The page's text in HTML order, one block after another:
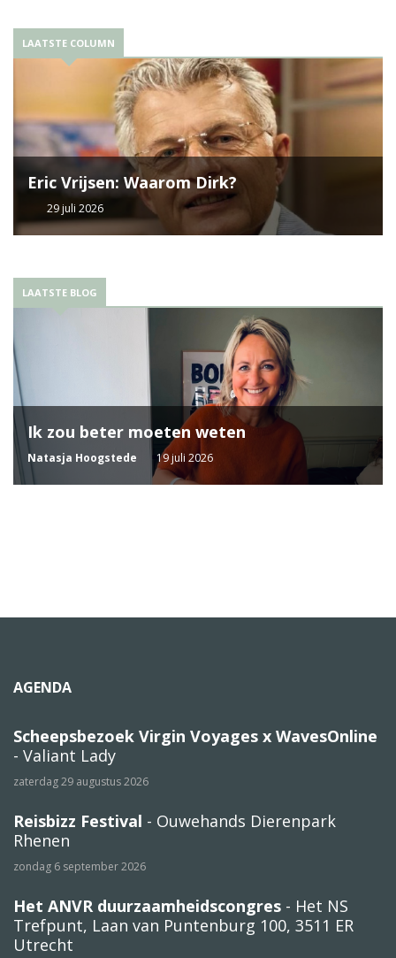
LAATSTE COLUMN
Eric Vrijsen: Waarom Dirk?
29 juli 2026
LAATSTE BLOG
Ik zou beter moeten weten
Natasja Hoogstede 19 juli 2026
AGENDA
Scheepsbezoek Virgin Voyages x WavesOnline
- Valiant Lady
zaterdag 29 augustus 2026
Reisbizz Festival - Ouwehands Dierenpark
Rhenen
zondag 6 september 2026
Het ANVR duurzaamheidscongres - Het NS
Trefpunt, Laan van Puntenburg 100, 3511 ER
Utrecht